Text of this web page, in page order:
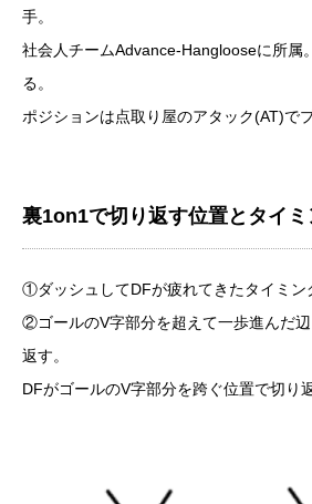
手。
社会人チームAdvance-Hanglooseに所属
る。
ポジションは点取り屋のアタック(AT)でプ
裏1on1で切り返す位置とタイミ
①ダッシュしてDFが疲れてきたタイミン
②ゴールのV字部分を超えて一歩進んだ
返す。
DFがゴールのV字部分を跨ぐ位置で切り